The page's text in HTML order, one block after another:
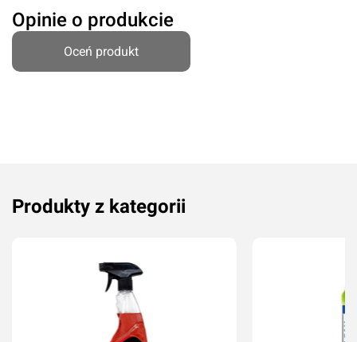
Opinie o produkcie
Oceń produkt
Produkty z kategorii